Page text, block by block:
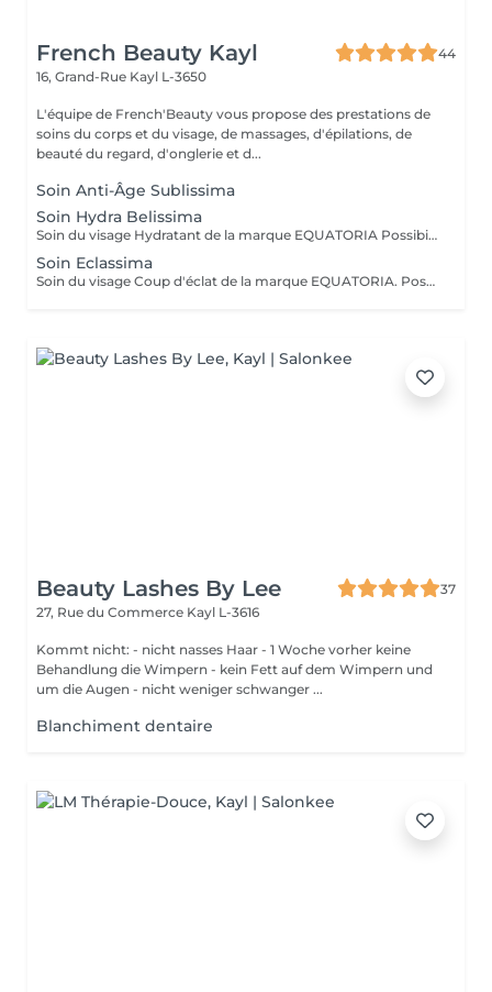
French Beauty Kayl
44
16, Grand-Rue Kayl L-3650
L'équipe de French'Beauty vous propose des prestations de
soins du corps et du visage, de massages, d'épilations, de
beauté du regard, d'onglerie et d...
Soin Anti-Âge Sublissima
Soin Hydra Belissima
Soin du visage Hydratant de la marque EQUATORIA Possibilité d'intégrer un soin des mains ou des pieds, ou un massage crânien ou main ou pied.
Soin Eclassima
Soin du visage Coup d'éclat de la marque EQUATORIA. Possibilité d'intégrer un soin des mains ou des pieds, ou un massage crânien ou main ou pied.
Beauty Lashes By Lee
37
27, Rue du Commerce Kayl L-3616
Kommt nicht: - nicht nasses Haar - 1 Woche vorher keine
Behandlung die Wimpern - kein Fett auf dem Wimpern und
um die Augen - nicht weniger schwanger ...
Blanchiment dentaire